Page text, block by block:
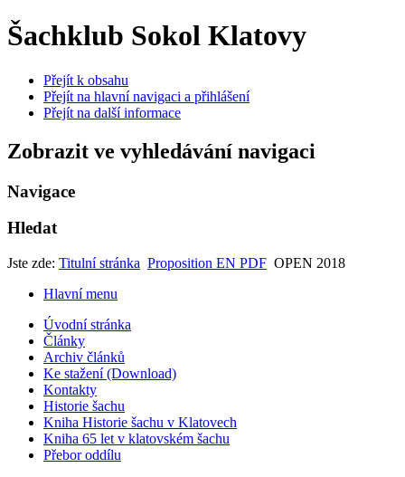
Šachklub Sokol Klatovy
Přejít k obsahu
Přejít na hlavní navigaci a přihlášení
Přejít na další informace
Zobrazit ve vyhledávání navigaci
Navigace
Hledat
Jste zde: Titulní stránka Proposition EN PDF OPEN 2018
Hlavní menu
Úvodní stránka
Články
Archiv článků
Ke stažení (Download)
Kontakty
Historie šachu
Kniha Historie šachu v Klatovech
Kniha 65 let v klatovském šachu
Přebor oddílu